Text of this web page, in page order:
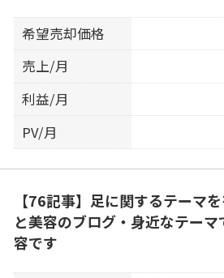
希望売却価格
売上/月
利益/月
PV/月
【76記事】足に関するテーマ
と美容のブログ・身近なテー
容です